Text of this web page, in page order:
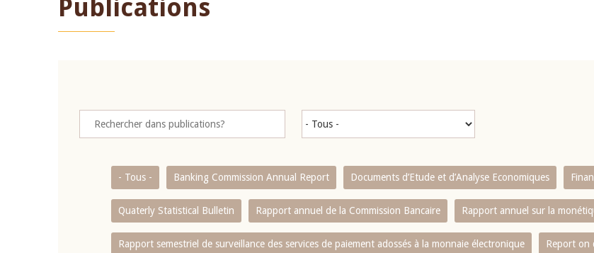
Publications
- Tous - Banking Commission Annual Report Documents d’Etude et d’Analyse Economiques
Quaterly Statistical Bulletin Rapport annuel de la Commission Bancaire Rapport annuel sur la
Rapport semestriel de surveillance des services de paiement adossés à la monnaie électronique Report on